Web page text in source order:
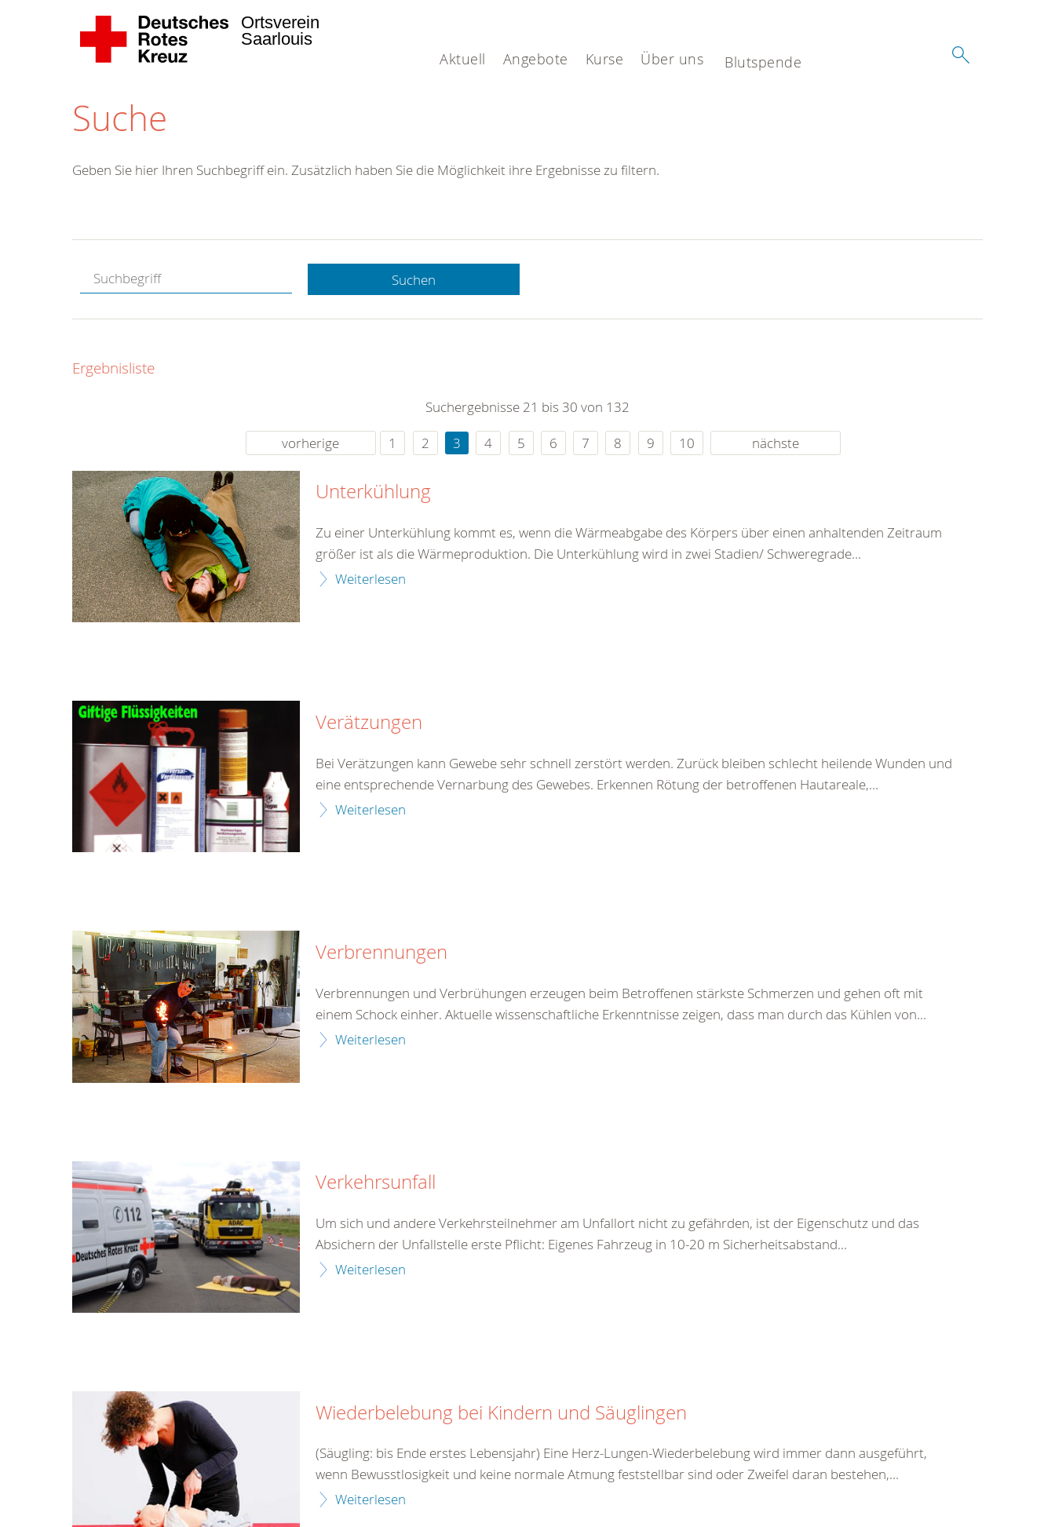
Aktuell Angebote Kurse Über uns Blutspende
Ortsverein
Saarlouis
Suche
Hotline.
gerne.
rund um die Uhr
Geben Sie hier Ihren Suchbegriff ein. Zusätzlich haben Sie die Möglichkeit ihre Ergebnisse zu filtern.
Suchen
Ergebnisliste
Suchergebnisse 21 bis 30 von 132
vorherige
1 2 3 4 5 6 7 8 9 10 nächste
Unterkühlung
Zu einer Unterkühlung kommt es, wenn die Wärmeabgabe des Körpers über einen anhaltenden Zeitraum
größer ist als die Wärmeproduktion. Die Unterkühlung wird in zwei Stadien/ Schweregrade...
Weiterlesen
Verätzungen
Bei Verätzungen kann Gewebe sehr schnell zerstört werden. Zurück bleiben schlecht heilende Wunden und
eine entsprechende Vernarbung des Gewebes. Erkennen Rötung der betroffenen Hautareale,...
Weiterlesen
Verbrennungen
Verbrennungen und Verbrühungen erzeugen beim Betroffenen stärkste Schmerzen und gehen oft mit
einem Schock einher. Aktuelle wissenschaftliche Erkenntnisse zeigen, dass man durch das Kühlen von...
Weiterlesen
Verkehrsunfall
Um sich und andere Verkehrsteilnehmer am Unfallort nicht zu gefährden, ist der Eigenschutz und das
Absichern der Unfallstelle erste Pflicht: Eigenes Fahrzeug in 10-20 m Sicherheitsabstand...
Weiterlesen
Wiederbelebung bei Kindern und Säuglingen
(Säugling: bis Ende erstes Lebensjahr) Eine Herz-Lungen-Wiederbelebung wird immer dann ausgeführt,
wenn Bewusstlosigkeit und keine normale Atmung feststellbar sind oder Zweifel daran bestehen,...
Weiterlesen